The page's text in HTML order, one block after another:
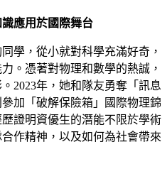
應用於國際舞台
學，從小就對科學充滿好奇，
。憑著對物理和數學的熱誠，
2023年，她和隊友勇奪「訊息
加「破解保險箱」國際物理錦
證明資優生的潛能不限於學術
作精神，以及如何為社會帶來